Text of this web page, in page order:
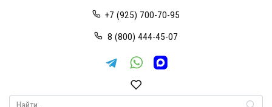
+7 (925) 700-70-95
8 (800) 444-45-07
Search